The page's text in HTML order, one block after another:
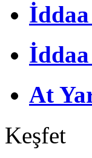
İddaa
At
Keşfet